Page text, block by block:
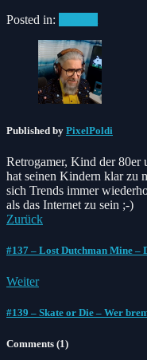
Posted in:
Published by PixelPoldi
Retrogamer, Kind der 80er
hat seinen Kindern klar zu
sich Trends immer
als das Internet zu sein ;-)
Zurück
#137 – Lost Dutchman Mine –
Weiter
#139 – Skate or Die – Wer
Comments (1)